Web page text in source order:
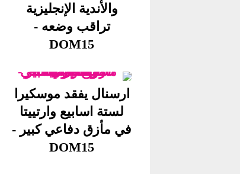
والأندية الإنجليزية
تراقب وضعه -
DOM15
ارسنال يفقد موسكيرا
لستة اسابيع وارتييتا
في مأزق دفاعي كبير -
DOM15